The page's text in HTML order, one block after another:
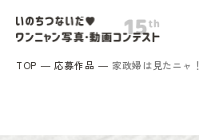
TOP 応募作品 家政婦は見たニャ！